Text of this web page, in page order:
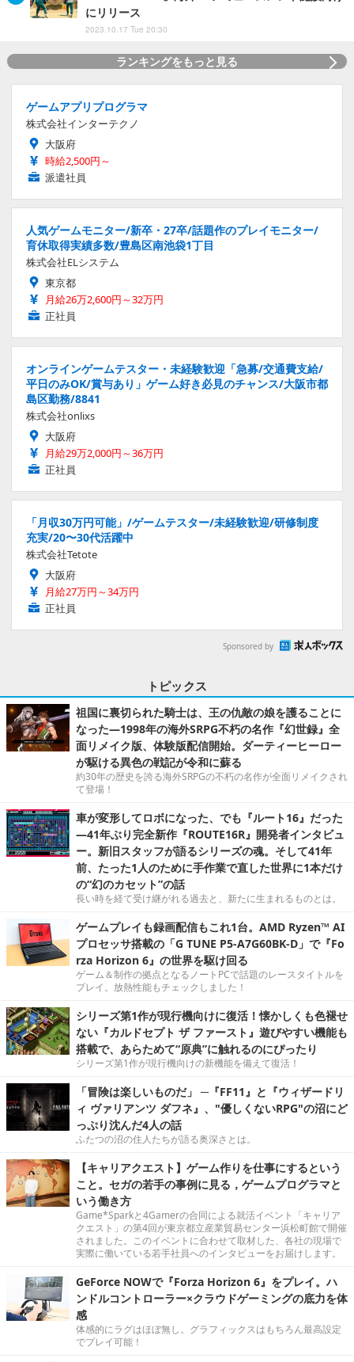
にリリース
2023.10.17 Tue 20:30
ランキングをもっと見る
ゲームアプリプログラマ
株式会社インターテクノ
大阪府
時給2,500円～
派遣社員
人気ゲームモニター/新卒・27卒/話題作のプレイモニター/
育休取得実績多数/豊島区南池袋1丁目
株式会社ELシステム
東京都
月給26万2,600円～32万円
正社員
オンラインゲームテスター・未経験歓迎「急募/交通費支給/
平日のみOK/賞与あり」ゲーム好き必見のチャンス/大阪市都
島区勤務/8841
株式会社onlixs
大阪府
月給29万2,000円～36万円
正社員
「月収30万円可能」/ゲームテスター/未経験歓迎/研修制度
充実/20〜30代活躍中
株式会社Tetote
大阪府
月給27万円～34万円
正社員
Sponsored by
トピックス
祖国に裏切られた騎士は、王の仇敵の娘を護ることに
なった―1998年の海外SRPG不朽の名作『幻世録』全
面リメイク版、体験版配信開始。ダーティーヒーロー
が駆ける異色の戦記が令和に蘇る
約30年の歴史を誇る海外SRPGの不朽の名作が全面リメイクされ
て登場！
車が変形してロボになった、でも『ルート16』だった
―41年ぶり完全新作『ROUTE16R』開発者インタビュ
ー。新旧スタッフが語るシリーズの魂。そして41年
前、たった1人のために手作業で直した世界に1本だけ
の“幻のカセット”の話
長い時を経て受け継がれる過去と、新たに生まれるものとは。
ゲームプレイも録画配信もこれ1台。AMD Ryzen™ AI
プロセッサ搭載の「G TUNE P5-A7G60BK-D」で『Fo
rza Horizon 6』の世界を駆け回る
ゲーム＆制作の拠点となるノートPCで話題のレースタイトルを
プレイ。放熱性能もチェックしました！
シリーズ第1作が現行機向けに復活！懐かしくも色褪せ
ない『カルドセプト ザ ファースト』遊びやすい機能も
搭載で、あらためて“原典”に触れるのにぴったり
シリーズ第1作が現行機向けの新機能を備えて復活！
「冒険は楽しいものだ」 ─『FF11』と『ウィザードリ
ィ ヴァリアンツ ダフネ』、"優しくないRPG"の沼にど
っぷり沈んだ4人の話
ふたつの沼の住人たちが語る奥深さとは。
【キャリアクエスト】ゲーム作りを仕事にするという
こと。セガの若手の事例に見る，ゲームプログラマと
いう働き方
Game*Sparkと4Gamerの合同による就活イベント「キャリア
クエスト」の第4回が東京都立産業貿易センター浜松町館で開催
されました。このイベントに合わせて取材した、各社の現場で
実際に働いている若手社員へのインタビューをお届けします。
GeForce NOWで『Forza Horizon 6』をプレイ。ハ
ンドルコントローラー×クラウドゲーミングの底力を体
感
体感的にラグはほぼ無し。グラフィックスはもちろん最高設定
でプレイ可能！